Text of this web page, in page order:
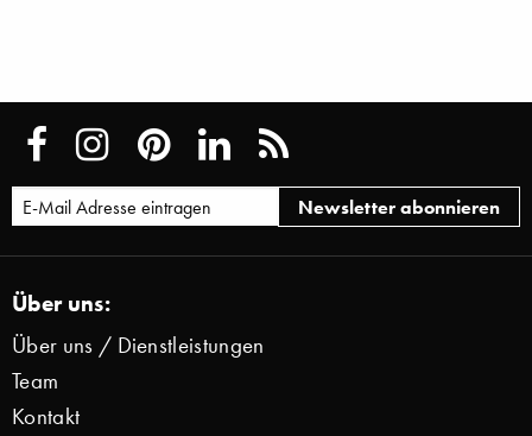
Über uns:
Über uns / Dienstleistungen
Team
Kontakt